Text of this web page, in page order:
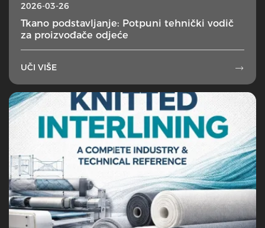
2026-03-26
Tkano podstavljanje: Potpuni tehnički vodič
za proizvođače odjeće
UČI VIŠE 